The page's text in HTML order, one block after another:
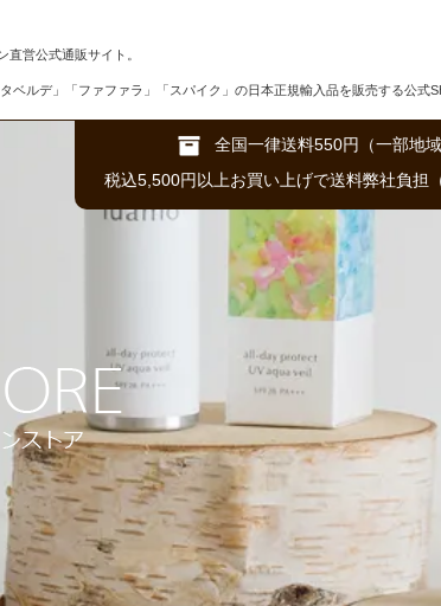
直営公式通販サイト。
ベルデ」「ファファラ」「スパイク」の日本正規輸入品を販売する公式
全国一律送料550円（一部地域
税込5,500円以上お買い上げで送料弊社負担